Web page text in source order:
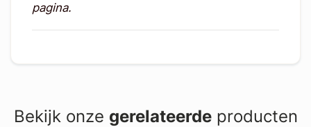
pagina.
Bekijk onze gerelateerdeproducten